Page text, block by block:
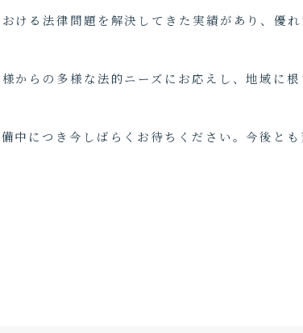
ける法律問題を解決してきた実績があり、優
からの多様な法的ニーズにお応えし、地域に
中につき今しばらくお待ちください。今後と